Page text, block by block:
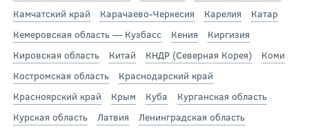
Камчатский край
Карачаево-Черкесия Карелия
Катар
Кемеровская область — Кузбасс
Кения
Киргизия
Кировская область
Китай КНДР (Северная Корея)
Коми
Костромская область
Краснодарский край
Красноярский край
Крым Куба
Курганская область
Курская область
Латвия
Ленинградская область